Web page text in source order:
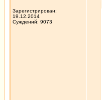
Зарегистрирован:
19.12.2014
Суждений: 9073